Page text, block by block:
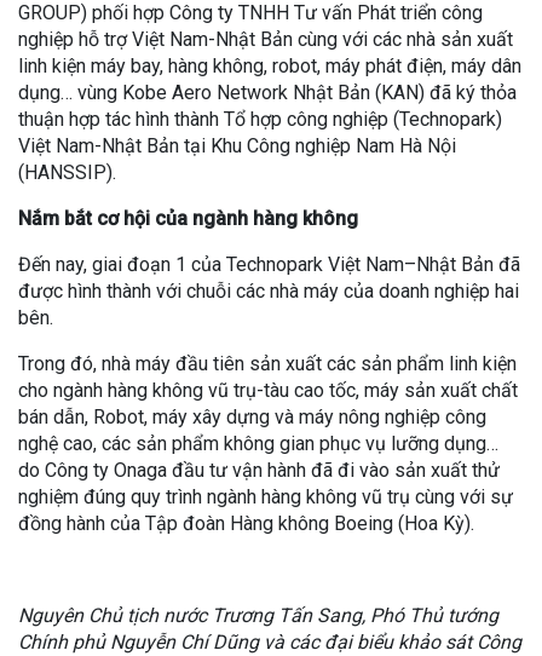
GROUP) phối hợp Công ty TNHH Tư vấn Phát triển công
nghiệp hỗ trợ Việt Nam-Nhật Bản cùng với các nhà sản xuất
linh kiện máy bay, hàng không, robot, máy phát điện, máy dân
dụng… vùng Kobe Aero Network Nhật Bản (KAN) đã ký thỏa
thuận hợp tác hình thành Tổ hợp công nghiệp (Technopark)
Việt Nam-Nhật Bản tại Khu Công nghiệp Nam Hà Nội
(HANSSIP).
Nắm bắt cơ hội của ngành hàng không
Đến nay, giai đoạn 1 của Technopark Việt Nam–Nhật Bản đã
được hình thành với chuỗi các nhà máy của doanh nghiệp hai
bên.
Trong đó, nhà máy đầu tiên sản xuất các sản phẩm linh kiện
cho ngành hàng không vũ trụ-tàu cao tốc, máy sản xuất chất
bán dẫn, Robot, máy xây dựng và máy nông nghiệp công
nghệ cao, các sản phẩm không gian phục vụ lưỡng dụng…
do Công ty Onaga đầu tư vận hành đã đi vào sản xuất thử
nghiệm đúng quy trình ngành hàng không vũ trụ cùng với sự
đồng hành của Tập đoàn Hàng không Boeing (Hoa Kỳ).
Nguyên Chủ tịch nước Trương Tấn Sang, Phó Thủ tướng
Chính phủ Nguyễn Chí Dũng và các đại biểu khảo sát Công